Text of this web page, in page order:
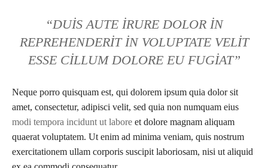
“DUIS AUTE IRURE DOLOR IN
REPREHENDERIT IN VOLUPTATE VELIT
ESSE CILLUM DOLORE EU FUGIAT”
Neque porro quisquam est, qui dolorem ipsum quia dolor sit
amet, consectetur, adipisci velit, sed quia non numquam eius
modi tempora incidunt ut labore et dolore magnam aliquam
quaerat voluptatem. Ut enim ad minima veniam, quis nostrum
exercitationem ullam corporis suscipit laboriosam, nisi ut aliquid